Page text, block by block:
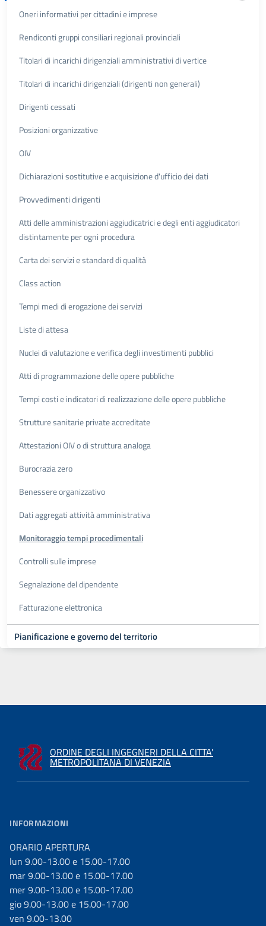
Oneri informativi per cittadini e imprese
Rendiconti gruppi consiliari regionali provinciali
Titolari di incarichi dirigenziali amministrativi di vertice
Titolari di incarichi dirigenziali (dirigenti non generali)
Dirigenti cessati
Posizioni organizzative
OIV
Dichiarazioni sostitutive e acquisizione d'ufficio dei dati
Provvedimenti dirigenti
Atti delle amministrazioni aggiudicatrici e degli enti aggiudicatori
distintamente per ogni procedura
Carta dei servizi e standard di qualità
Class action
Tempi medi di erogazione dei servizi
Liste di attesa
Nuclei di valutazione e verifica degli investimenti pubblici
Atti di programmazione delle opere pubbliche
Tempi costi e indicatori di realizzazione delle opere pubbliche
Strutture sanitarie private accreditate
Attestazioni OIV o di struttura analoga
Burocrazia zero
Benessere organizzativo
Dati aggregati attività amministrativa
Monitoraggio tempi procedimentali
Controlli sulle imprese
Segnalazione del dipendente
Fatturazione elettronica
Pianificazione e governo del territorio
ORDINE DEGLI INGEGNERI DELLA CITTA'
METROPOLITANA DI VENEZIA
INFORMAZIONI
ORARIO APERTURA
lun 9.00-13.00 e 15.00-17.00
mar 9.00-13.00 e 15.00-17.00
mer 9.00-13.00 e 15.00-17.00
gio 9.00-13.00 e 15.00-17.00
ven 9.00-13.00